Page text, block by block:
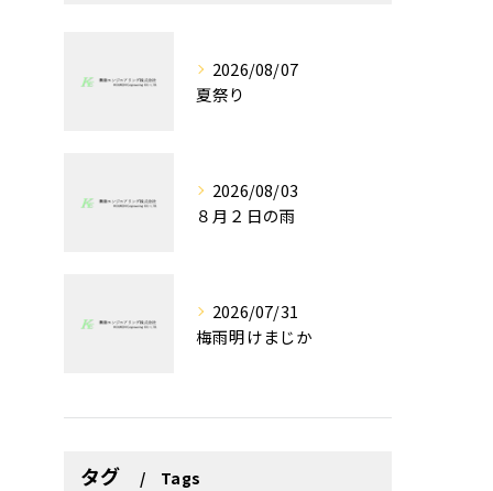
2026/08/07
夏祭り
2026/08/03
８月２日の雨
2026/07/31
梅雨明けまじか
タグ Tags